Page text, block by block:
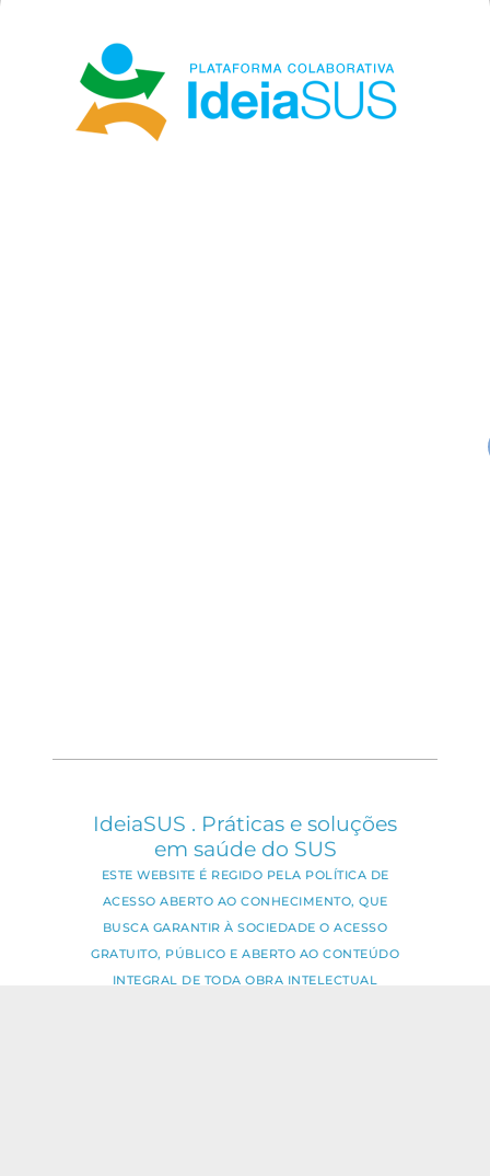
IdeiaSUS . Práticas e soluções
em saúde do SUS
ESTE WEBSITE É REGIDO PELA POLÍTICA DE
ACESSO ABERTO AO CONHECIMENTO, QUE
BUSCA GARANTIR À SOCIEDADE O ACESSO
GRATUITO, PÚBLICO E ABERTO AO CONTEÚDO
INTEGRAL DE TODA OBRA INTELECTUAL